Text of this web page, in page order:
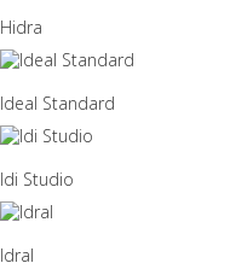
Hidra
Ideal Standard
Idi Studio
Idral